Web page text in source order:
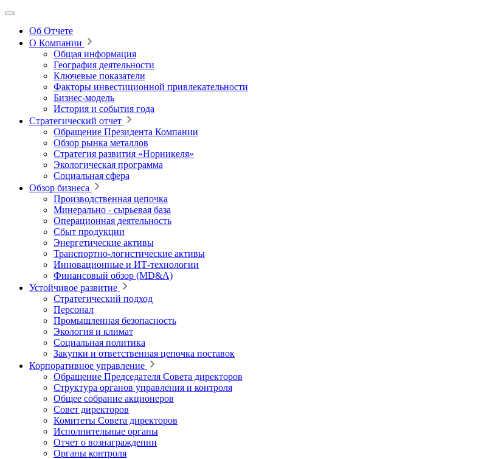
Об Отчете
О Компании
Общая информация
География деятельности
Ключевые показатели
Факторы инвестиционной привлекательности
Бизнес-модель
История и события года
Стратегический отчет
Обращение Президента Компании
Обзор рынка металлов
Стратегия развития «Норникеля»
Экологическая программа
Социальная сфера
Обзор бизнеса
Производственная цепочка
Минерально ‑ сырьевая база
Операционная деятельность
Сбыт продукции
Энергетические активы
Транспортно-логистические активы
Инновационные и ИТ‑технологии
Финансовый обзор (MD&A)
Устойчивое развитие
Стратегический подход
Персонал
Промышленная безопасность
Экология и климат
Социальная политика
Закупки и ответственная цепочка поставок
Корпоративное управление
Обращение Председателя Совета директоров
Структура органов управления и контроля
Общее собрание акционеров
Совет директоров
Комитеты Совета директоров
Исполнительные органы
Отчет о вознаграждении
Органы контроля